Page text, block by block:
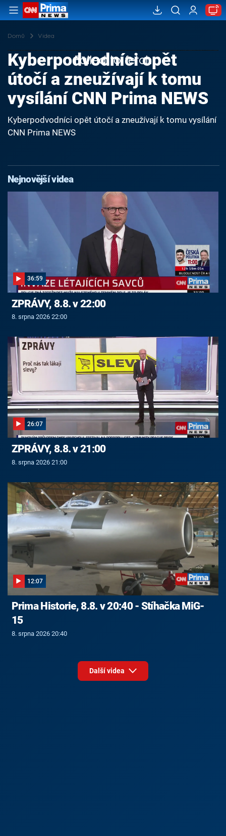
Domů Videa
Failed to fetch
Kyberpodvodníci opět
útočí a zneužívají k tomu
vysílání CNN Prima NEWS
Kyberpodvodníci opět útočí a zneužívají k tomu vysílání
CNN Prima NEWS
Nejnovější videa
36:59
ZPRÁVY, 8.8. v 22:00
8. srpna 2026 22:00
26:07
ZPRÁVY, 8.8. v 21:00
8. srpna 2026 21:00
12:07
Prima Historie, 8.8. v 20:40 - Stíhačka MiG-
15
8. srpna 2026 20:40
Další videa